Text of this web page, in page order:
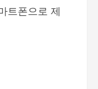
트폰으로 제